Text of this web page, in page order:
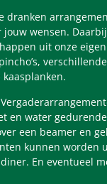
dranken
jouw wensen.
uit onze
en water
een beamer en
kunnen worden
En eventueel